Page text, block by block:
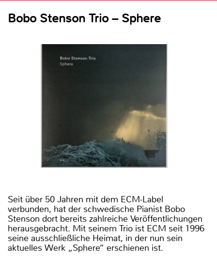
Bobo Stenson Trio – Sphere
Seit über 50 Jahren mit dem ECM-Label
verbunden, hat der schwedische Pianist Bobo
Stenson dort bereits zahlreiche Veröffentlichungen
herausgebracht. Mit seinem Trio ist ECM seit 1996
seine ausschließliche Heimat, in der nun sein
aktuelles Werk „Sphere“ erschienen ist.